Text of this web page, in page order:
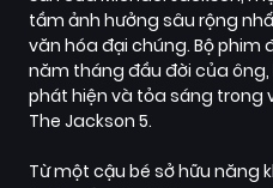
tầm ảnh hưởng sâu rộng
văn hóa đại chúng. Bộ phim
năm tháng đầu đời của
phát hiện và tỏa sáng trong
The Jackson 5.
Từ một cậu bé sở hữu năng